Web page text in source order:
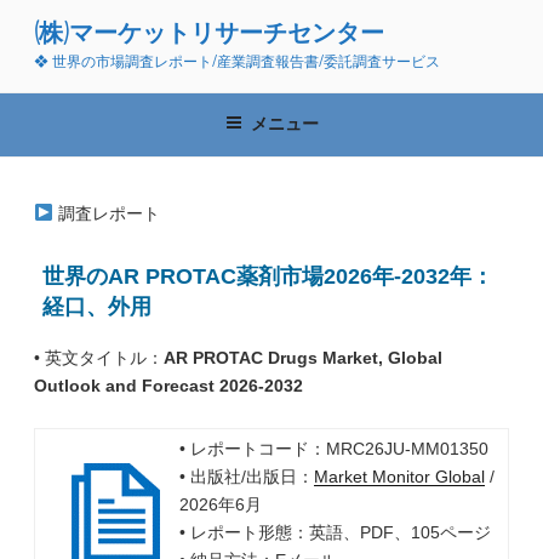
ン
(株)マーケットリサーチセンター
❖ 世界の市場調査レポート/産業調査報告書/委託調査サービス
メニュー
調査レポート
世界のAR PROTAC薬剤市場2026年-2032年：
経口、外用
• 英文タイトル： AR PROTAC Drugs Market, Global
Outlook and Forecast 2026-2032
• レポートコード：MRC26JU-MM01350
• 出版社/出版日： Market Monitor Global/
2026年6月
• レポート形態：英語、PDF、105ページ